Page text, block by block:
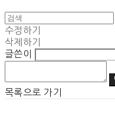
수정하기
삭제하기
글쓴이
목록으로 가기